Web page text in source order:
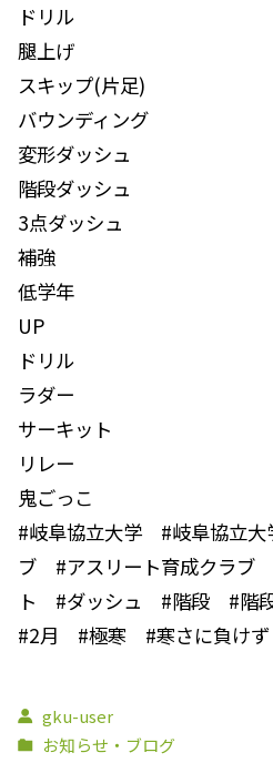
ドリル
腿上げ
スキップ(片足)
バウンディング
変形ダッシュ
階段ダッシュ
3点ダッシュ
補強
低学年
UP
ドリル
ラダー
サーキット
リレー
鬼ごっこ
#岐阜協立大学 #岐阜協立大
ブ #アスリート育成クラ
ト #ダッシュ #階段 #階
#2月 #極寒 #寒さに負けず
gku-user
お知らせ・ブログ